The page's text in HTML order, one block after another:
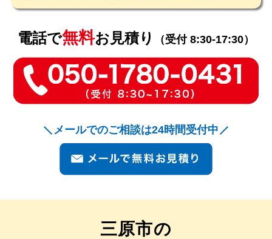
電話で無料お見積り （受付 8:30-17:30）
メールでのご相談は24時間受付中
三原市の